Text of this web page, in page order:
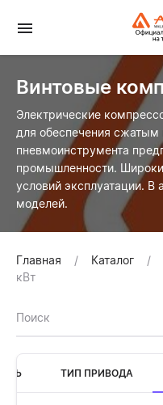
Винтовые
Электрические
для обеспечения
пневмоинструмента
промышленности.
условий эксплуатации. В
моделей.
Главная Каталог
кВт
ТИП ПРИВОДА